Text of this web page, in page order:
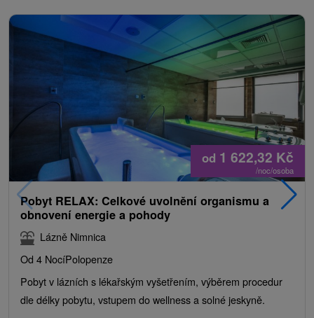
od 1 622,32 Kč
/noc/osoba
Pobyt RELAX: Celkové uvolnění organismu a
obnovení energie a pohody
Lázně Nimnica
Od 4 NocíPolopenze
Pobyt v lázních s lékařským vyšetřením, výběrem procedur
dle délky pobytu, vstupem do wellness a solné jeskyně.